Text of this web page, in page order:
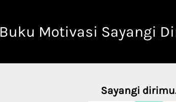
Buku Motivasi Sayangi
Sayangi